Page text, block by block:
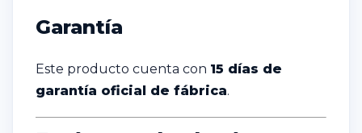
Garantía
Este producto cuenta con 15 días de
garantía oficial de fábrica.